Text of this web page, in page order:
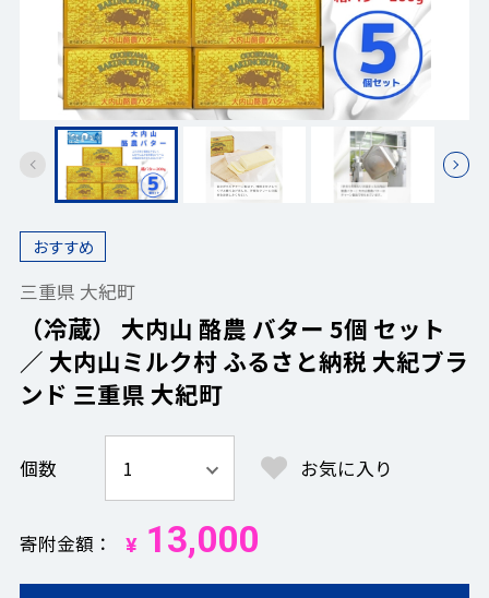
おすすめ
三重県 大紀町
（冷蔵） 大内山 酪農 バター 5個 セット
／ 大内山ミルク村 ふるさと納税 大紀ブラ
ンド 三重県 大紀町
個数 お気に入り
寄附金額 ¥13,000